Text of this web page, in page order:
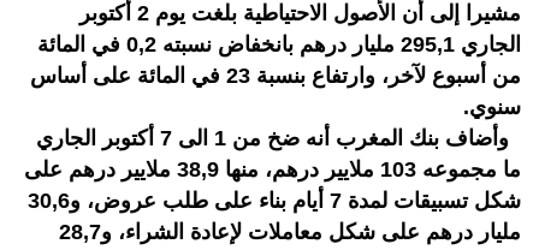
مشيرا إلى أن الأصول الاحتياطية بلغت يوم 2 أكتوبر
الجاري 295,1 مليار درهم بانخفاض نسبته 0,2 في المائة
من أسبوع لآخر، وارتفاع بنسبة 23 في المائة على أساس
سنوي.
وأضاف بنك المغرب أنه ضخ من 1 الى 7 أكتوبر الجاري
ما مجموعه 103 ملايير درهم، منها 38,9 ملايير درهم على
شكل تسبيقات لمدة 7 أيام بناء على طلب عروض، و30,6
مليار درهم على شكل معاملات لإعادة الشراء، و28,7